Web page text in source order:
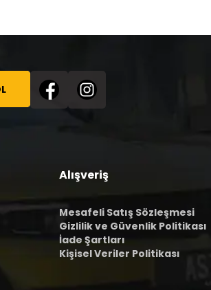
Alışveriş
Mesafeli Satış Sözleşmesi
Gizlilik ve Güvenlik Politikası
İade Şartları
Kişisel Veriler Politikası